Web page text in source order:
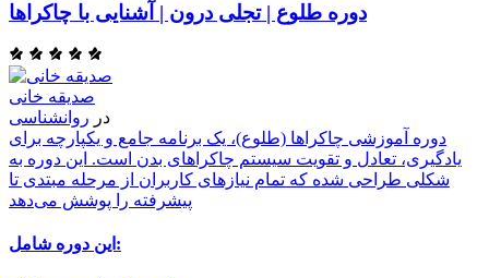
دوره طلوع | تجلی درون | آشنایی با چاکراها
صدیقه خانی
در روانشناسی
دوره آموزشی چاکراها (طلوع)، یک برنامه جامع و یکپارچه برای
یادگیری، تعادل و تقویت سیستم چاکراهای بدن است. این دوره به
شکلی طراحی شده که تمام نیازهای کاربران از مرحله مبتدی تا
پیشرفته را پوشش می‌دهد
این دوره شامل: